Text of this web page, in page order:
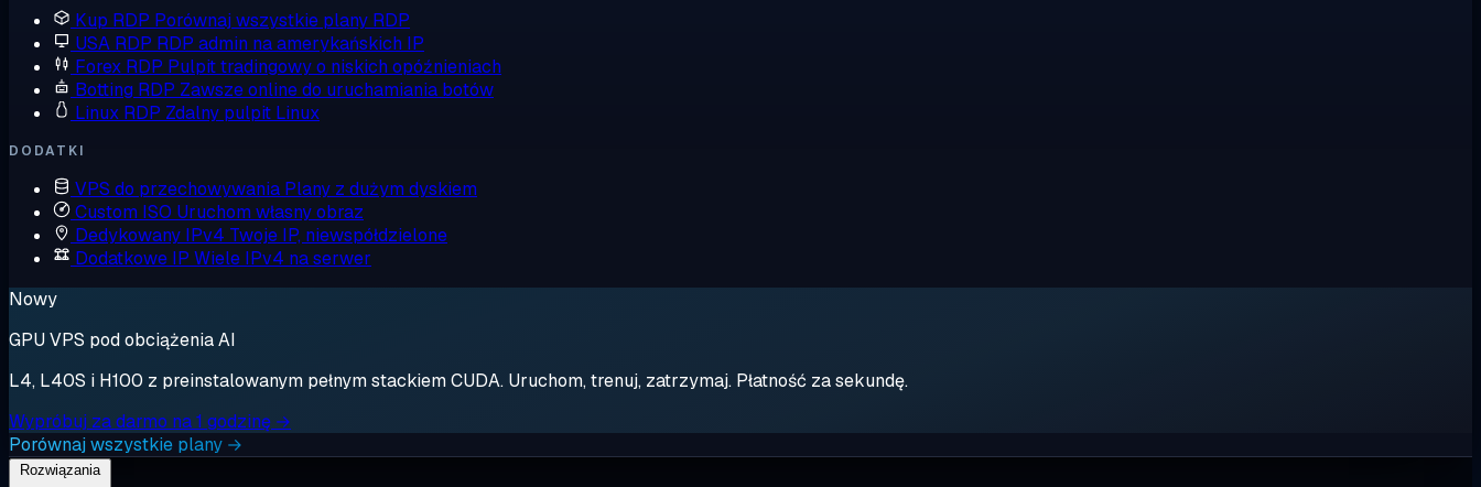
Kup RDP Porównaj wszystkie plany RDP
USA RDP RDP admin na amerykańskich IP
Forex RDP Pulpit tradingowy o niskich opóźnieniach
Botting RDP Zawsze online do uruchamiania botów
Linux RDP Zdalny pulpit Linux
DODATKI
VPS do przechowywania Plany z dużym dyskiem
Custom ISO Uruchom własny obraz
Dedykowany IPv4 Twoje IP, niewspółdzielone
Dodatkowe IP Wiele IPv4 na serwer
Nowy
GPU VPS pod obciążenia AI
L4, L40S i H100 z preinstalowanym pełnym stackiem CUDA. Uruchom, trenuj, zatrzymaj. Płatność za sekundę.
Wypróbuj za darmo na 1 godzinę →
Porównaj wszystkie plany →
Rozwiązania